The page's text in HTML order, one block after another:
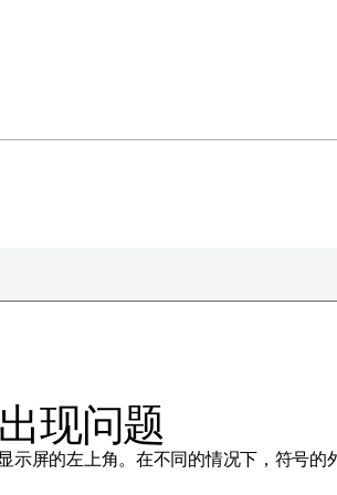
）
现问题
示屏的左上角。在不同的情况下，符号的